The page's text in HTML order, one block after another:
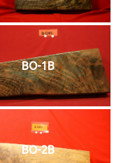
BO-1B
BO-2B